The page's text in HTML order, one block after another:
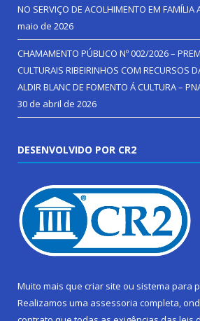
NO SERVIÇO DE ACOLHIMENTO EM FAMÍLIA
maio de 2026
CHAMAMENTO PÚBLICO Nº 002/2026 –
CULTURAIS RIBEIRINHOS COM RECURSOS
ALDIR BLANC DE FOMENTO Á CULTURA –
30 de abril de 2026
DESENVOLVIDO POR CR2
Muito mais que criar site ou sistema para
Realizamos uma assessoria completa,